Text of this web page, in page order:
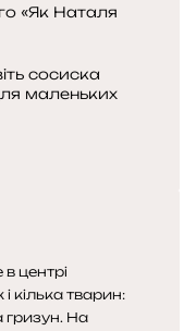
«Як Наталя
сосиска
маленьких